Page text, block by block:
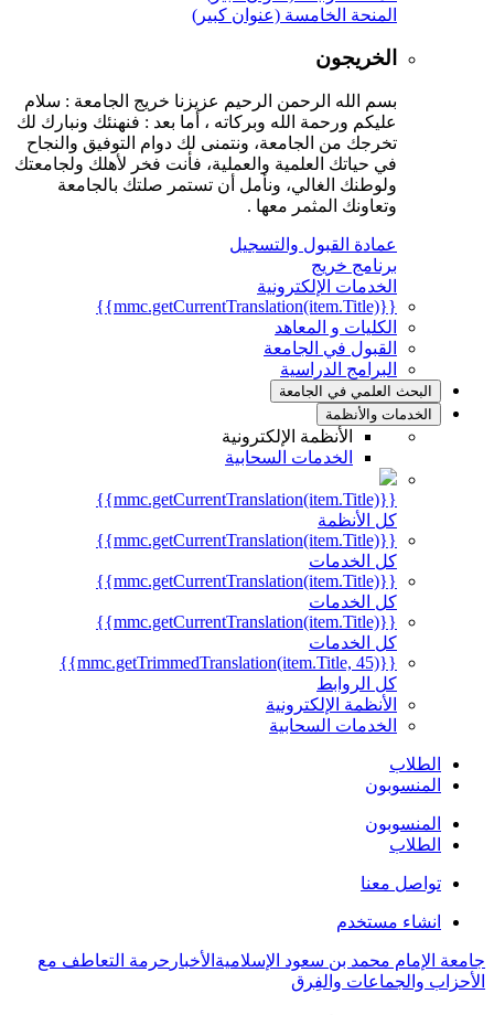
المنحة الخامسة (عنوان كبير)
الخريجون
بسم الله الرحمن الرحيم عزيزنا خريج الجامعة : سلام
عليكم ورحمة الله وبركاته ، أما بعد : فنهنئك ونبارك لك
تخرجك من الجامعة، ونتمنى لك دوام التوفيق والنجاح
في حياتك العلمية والعملية، فأنت فخر لأهلك ولجامعتك
ولوطنك الغالي، ونأمل أن تستمر صلتك بالجامعة
وتعاونك المثمر معها .
عمادة القبول والتسجيل
برنامج خريج
الخدمات الإلكترونية
{{mmc.getCurrentTranslation(item.Title)}}
الكليات و المعاهد
القبول في الجامعة
البرامج الدراسية
البحث العلمي في الجامعة
الخدمات والأنظمة
الأنظمة الإلكترونية
الخدمات السحابية
{{mmc.getCurrentTranslation(item.Title)}}
كل الأنظمة
{{mmc.getCurrentTranslation(item.Title)}}
كل الخدمات
{{mmc.getCurrentTranslation(item.Title)}}
كل الخدمات
{{mmc.getCurrentTranslation(item.Title)}}
كل الخدمات
{{mmc.getTrimmedTranslation(item.Title, 45)}}
كل الروابط
الأنظمة الإلكترونية
الخدمات السحابية
الطلاب
المنسوبون
المنسوبون
الطلاب
تواصل معنا
انشاء مستخدم
جامعة الإمام محمد بن سعود الإسلامية الأخبار حرمة التعاطف مع
الأحزاب والجماعات والفِرق